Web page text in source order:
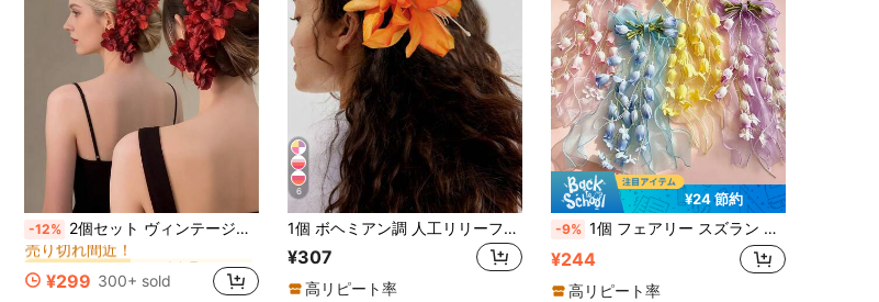
-12% 2個セット ヴィンテージレッドフラワーヘアクリップ、ハンドメイドウェディングアクセサリー - 結婚式、写真撮影、パーティー、フォーマルな場面に適しています ブライダルヘアクリップ、レトロフローラルヘアアクセサリー、ヘッドピース、バンエクステンション、ヘアスタイリングピン
#9 ベストセラー マルチカラー ヘアーバン&ヘアピン
売り切れ間近！
#9 ベストセラー
売り切れ間近！
#9 ベストセラー
売り切れ間近！
#9 ベストセラー マルチカラー ヘアーバン&ヘアピン
¥299 300+ sold
6
1個 ボヘミアン調 人工リリーフラワー ヘアクリップ バレンタインデー クロークリップ ヘアクロー ヘアバレッタ、学校用品、バケーションアウトフィット女性、ヘアアクセサリー、ヘッドアクセサリー、ヘアピン、旅行、誕生日
¥307
高リピート率
¥24 節約
-9% 1個 フェアリー スズラン リボン ヘアクリップ プリンセス リボン ヘアアクセサリー 編み込みヘアオーナメント かわいい 花 ヘアピン
¥244
高リピート率